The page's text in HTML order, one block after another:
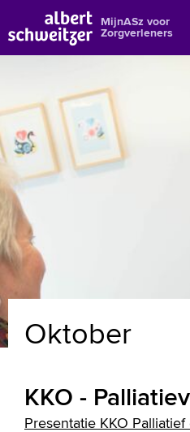
MijnASz voor
Zorgverleners
Naar
Oktober
KKO -
Presentatie KKO